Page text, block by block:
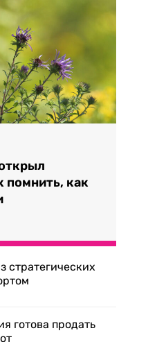
помнить, как
стратегических
готова продать